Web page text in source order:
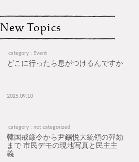
New Topics
category : Event
どこに行ったら息がつけるんですか
2025.09.10
category : not categorized
韓国戒厳令から尹錫悦大統領の弾劾
まで 市民デモの現地写真と民主主
義